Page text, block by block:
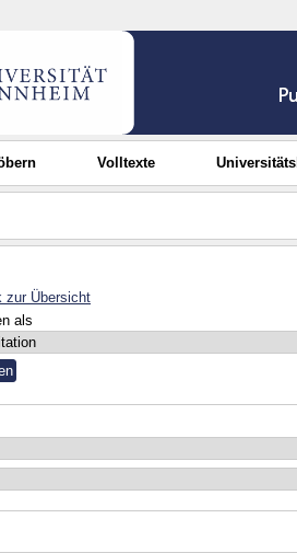
Volltexte
zur Übersicht
als